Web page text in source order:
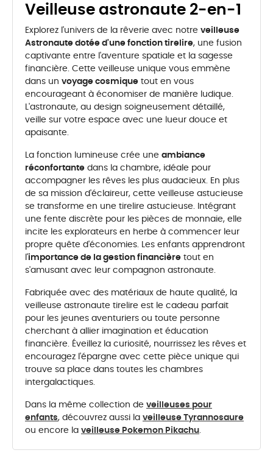
Veilleuse astronaute 2-en-1
Explorez l'univers de la rêverie avec notre veilleuse
Astronaute dotée d'une fonction tirelire, une fusion
captivante entre l'aventure spatiale et la sagesse
financière. Cette veilleuse unique vous emmène
dans un voyage cosmique tout en vous
encourageant à économiser de manière ludique.
L'astronaute, au design soigneusement détaillé,
veille sur votre espace avec une lueur douce et
apaisante.
La fonction lumineuse crée une ambiance
réconfortante dans la chambre, idéale pour
accompagner les rêves les plus audacieux. En plus
de sa mission d'éclaireur, cette veilleuse astucieuse
se transforme en une tirelire astucieuse. Intégrant
une fente discrète pour les pièces de monnaie, elle
incite les explorateurs en herbe à commencer leur
propre quête d'économies. Les enfants apprendront
l'importance de la gestion financière tout en
s'amusant avec leur compagnon astronaute.
Fabriquée avec des matériaux de haute qualité, la
veilleuse astronaute tirelire est le cadeau parfait
pour les jeunes aventuriers ou toute personne
cherchant à allier imagination et éducation
financière. Éveillez la curiosité, nourrissez les rêves et
encouragez l'épargne avec cette pièce unique qui
trouve sa place dans toutes les chambres
intergalactiques.
Dans la même collection de veilleuses pour
enfants, découvrez aussi la veilleuse Tyrannosaure
ou encore la veilleuse Pokemon Pikachu